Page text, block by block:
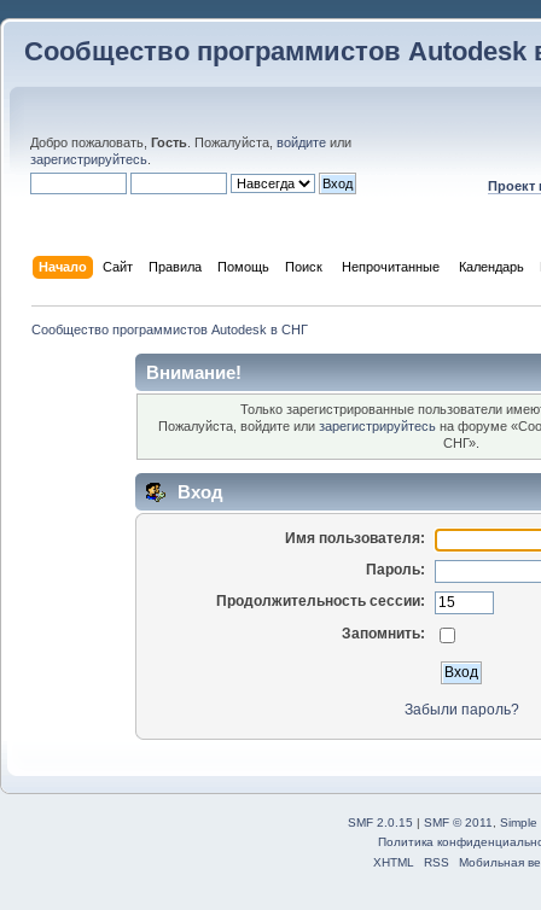
Сообщество программистов Autodesk
Добро пожаловать, Гость . Пожалуйста, войдите или
зарегистрируйтесь
Проект
Начало Сайт Правила Помощь Поиск Непрочитанные Календарь
Сообщество программистов Autodesk в СНГ
Внимание!
Только зарегистрированные пользователи
Пожалуйста, войдите или зарегистрируйтесь на форуме
СНГ».
Вход
Имя пользователя:
Пароль:
Продолжительность сессии:
Запомнить:
Забыли пароль?
SMF 2.0.15 | SMF © 2011
Simple
Политика
XHTML
RSS Мобильная